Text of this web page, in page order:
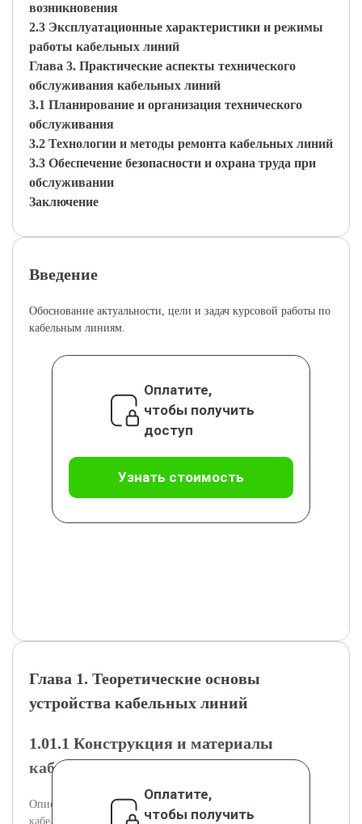
возникновения
2.3 Эксплуатационные характеристики и режимы
работы кабельных линий
Глава 3. Практические аспекты технического
обслуживания кабельных линий
3.1 Планирование и организация технического
обслуживания
3.2 Технологии и методы ремонта кабельных линий
3.3 Обеспечение безопасности и охрана труда при
обслуживании
Заключение
Введение
Обоснование актуальности, цели и задач курсовой работы по
кабельным линиям.
Оплатите,
чтобы получить
доступ
Узнать стоимость
Глава 1. Теоретические основы
устройства кабельных линий
1.01.1 Конструкция и материалы
кабельных линий
Описание конструкции и материалов, применяемых в
кабельных линиях.
Оплатите,
чтобы получить